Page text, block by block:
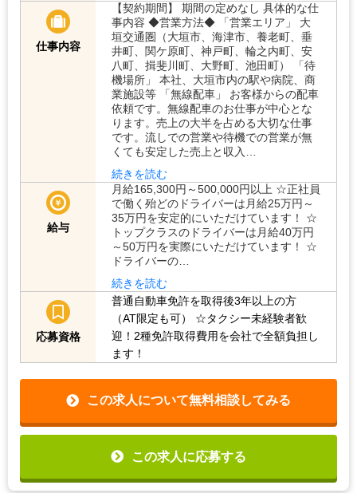
仕事内容
【契約期間】 期間の定めなし 具体的な仕
事内容 ◆営業方法◆ 「営業エリア」 大
垣交通圏（大垣市、海津市、養老町、垂
井町、関ケ原町、神戸町、輪之内町、安
八町、揖斐川町、大野町、池田町） 「待
機場所」 本社、大垣市内の駅や病院、商
業施設等 「無線配車」 お客様からの配車
依頼です。無線配車のお仕事が中心とな
ります。売上の大半を占める大切な仕事
です。流しでの営業や待機での営業が無
くても安定した売上と収入…
続きを読む
給与
月給165,300円～500,000円以上 ☆正社員
で働く殆どのドライバーは月給25万円～
35万円を安定的にいただけています！ ☆
トップクラスのドライバーは月給40万円
～50万円を実際にいただけています！ ☆
ドライバーの…
続きを読む
応募資格
普通自動車免許を取得後3年以上の方
（AT限定も可）
☆タクシー未経験者歓
迎！2種免許取得費用を会社で全額負担し
ます！
この求人について無料相談してみる
この求人に応募する